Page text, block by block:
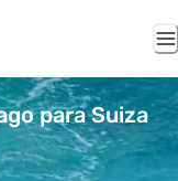
para Suiza